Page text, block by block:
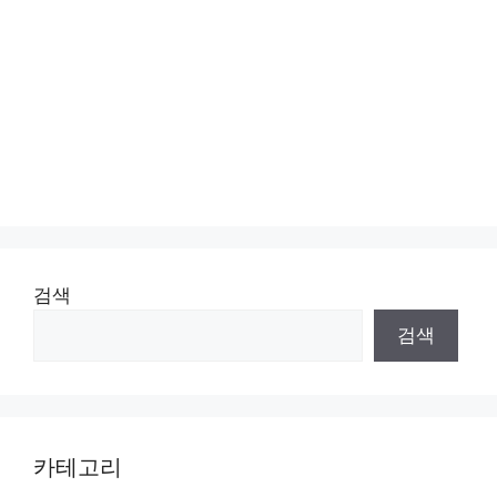
검색
검색
카테고리